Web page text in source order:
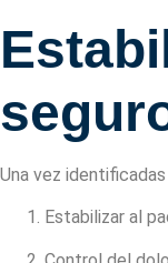
Una vez
Estabilizar al